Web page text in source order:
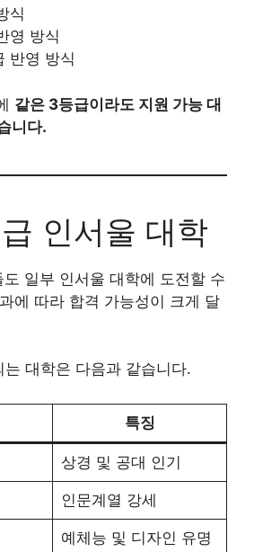
식
영 방식
반영 방식
같은 3등급이라도 지원 가능 대
니다.
인서울 대학
일부 인서울 대학에 도전할 수
에 따라 합격 가능성이 크게 달
대학은 다음과 같습니다.
특징
상경 및 공대 인기
인문계열 강세
예체능 및 디자인 유명